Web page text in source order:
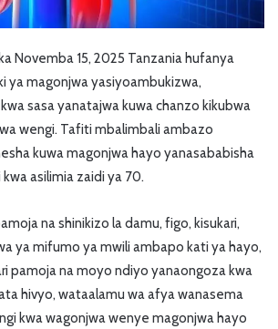
Novemba 15, 2025 Tanzania hufanya
ya magonjwa yasiyoambukizwa,
sasa yanatajwa kuwa chanzo kikubwa
wengi. Tafiti mbalimbali ambazo
kuwa magonjwa hayo yanasababisha
asilimia zaidi ya 70.
na shinikizo la damu, figo, kisukari,
ya mifumo ya mwili ambapo kati ya hayo,
pamoja na moyo ndiyo yanaongoza kwa
hivyo, wataalamu wa afya wanasema
kwa wagonjwa wenye magonjwa hayo